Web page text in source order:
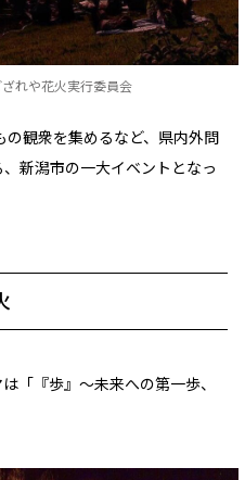
れや花火実行委員会
観衆を集めるなど、県内外問
新潟市の一大イベントとなっ
「『歩』～未来への第一歩、